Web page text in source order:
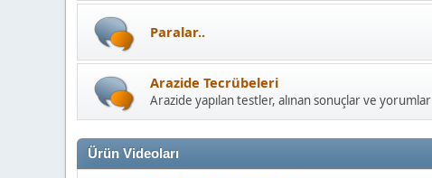
Paralar..
Arazide Tecrübeleri
Arazide yapılan testler, alınan sonuçlar ve yorumlar
Ürün Videoları